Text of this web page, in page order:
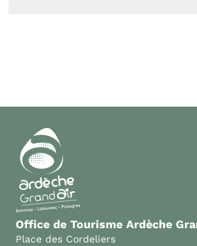
Office de Tourisme Ardèche
Place des Cordeliers